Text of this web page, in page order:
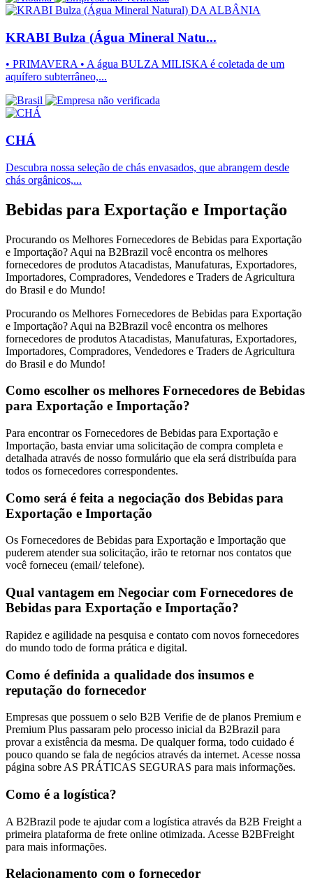
KRABI Bulza (Água Mineral Natu...
• PRIMAVERA • A água BULZA MILISKA é coletada de um
aquífero subterrâneo,...
CHÁ
Descubra nossa seleção de chás envasados, que abrangem desde
chás orgânicos,...
Bebidas para Exportação e Importação
Procurando os Melhores Fornecedores de Bebidas para Exportação
e Importação? Aqui na B2Brazil você encontra os melhores
fornecedores de produtos Atacadistas, Manufaturas, Exportadores,
Importadores, Compradores, Vendedores e Traders de Agricultura
do Brasil e do Mundo!
Procurando os Melhores Fornecedores de Bebidas para Exportação
e Importação? Aqui na B2Brazil você encontra os melhores
fornecedores de produtos Atacadistas, Manufaturas, Exportadores,
Importadores, Compradores, Vendedores e Traders de Agricultura
do Brasil e do Mundo!
Como escolher os melhores Fornecedores de Bebidas
para Exportação e Importação?
Para encontrar os Fornecedores de Bebidas para Exportação e
Importação, basta enviar uma solicitação de compra completa e
detalhada através de nosso formulário que ela será distribuída para
todos os fornecedores correspondentes.
Como será é feita a negociação dos Bebidas para
Exportação e Importação
Os Fornecedores de Bebidas para Exportação e Importação que
puderem atender sua solicitação, irão te retornar nos contatos que
você forneceu (email/ telefone).
Qual vantagem em Negociar com Fornecedores de
Bebidas para Exportação e Importação?
Rapidez e agilidade na pesquisa e contato com novos fornecedores
do mundo todo de forma prática e digital.
Como é definida a qualidade dos insumos e
reputação do fornecedor
Empresas que possuem o selo B2B Verifie de de planos Premium e
Premium Plus passaram pelo processo inicial da B2Brazil para
provar a existência da mesma. De qualquer forma, todo cuidado é
pouco quando se fala de negócios através da internet. Acesse nossa
página sobre AS PRÁTICAS SEGURAS para mais informações.
Como é a logística?
A B2Brazil pode te ajudar com a logística através da B2B Freight a
primeira plataforma de frete online otimizada. Acesse B2BFreight
para mais informações.
Relacionamento com o fornecedor